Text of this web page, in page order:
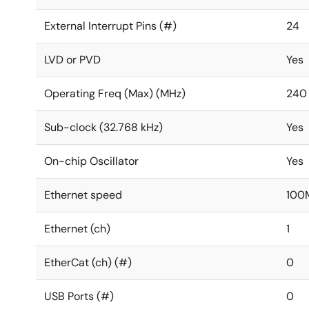
External Interrupt Pins (#) 24
LVD or PVD Yes
Operating Freq (Max) (MHz) 240
Sub-clock (32.768 kHz) Yes
On-chip Oscillator Yes
Ethernet speed
Ethernet (ch) 1
EtherCat (ch) (#) 0
USB Ports (#) 0